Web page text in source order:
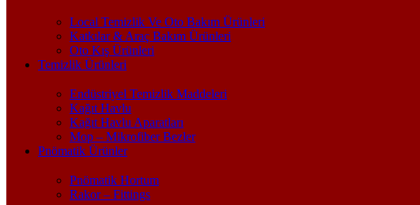
Local Temizlik Ve Oto Bakım Ürünleri
Katkılar & Araç Bakım Ürünleri
Oto Kış Ürünleri
Temizlik Ürünleri
Endüstriyel Temizlik Maddeleri
Kağıt Havlu
Kağıt Havlu Aparatları
Mop – Mikrofiber Bezler
Pnömatik Ürünler
Pnömatik Hortum
Rakor – Fittings